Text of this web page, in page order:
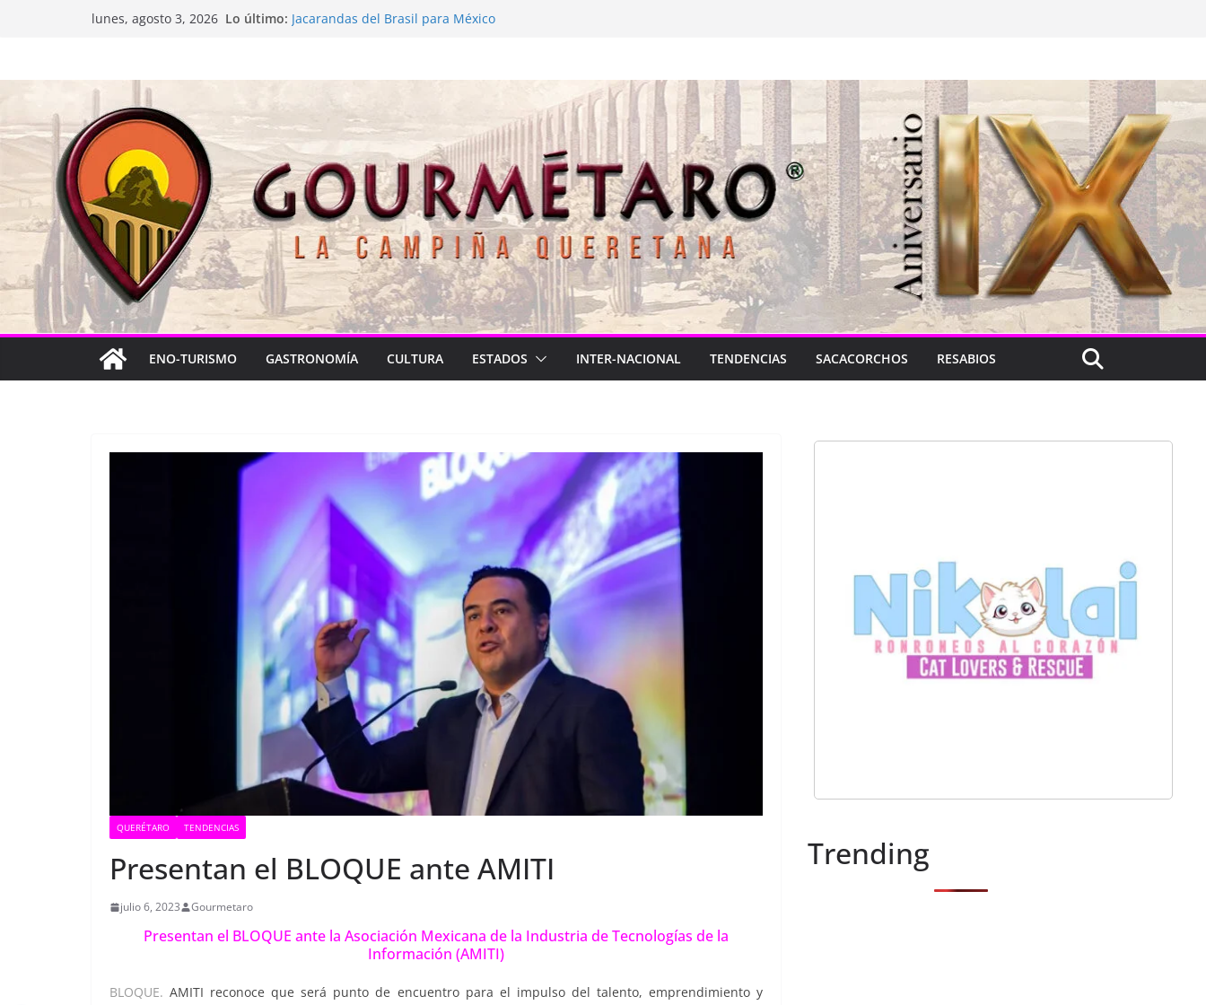
lunes, agosto 3, 2026 Lo último: La “plastinación” está de luto
ENO-TURISMO GASTRONOMÍA CULTURA ESTADOS INTER-NACIONAL TENDENCIAS SACACORCHOS RESABIOS
QUERÉTARO TENDENCIAS
Presentan el BLOQUE ante AMITI
julio 6, 2023 Gourmetaro
Presentan el BLOQUE ante la Asociación Mexicana de la Industria de Tecnologías de la
Información (AMITI)
BLOQUE. AMITI reconoce que será punto de encuentro para el impulso del talento, emprendimiento y
Trending